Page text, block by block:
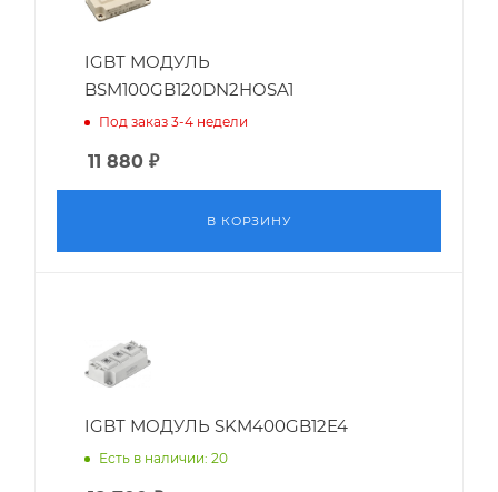
IGBT МОДУЛЬ
BSM100GB120DN2HOSA1
Под заказ 3-4 недели
11 880 ₽
В КОРЗИНУ
IGBT МОДУЛЬ SKM400GB12E4
Есть в наличии: 20